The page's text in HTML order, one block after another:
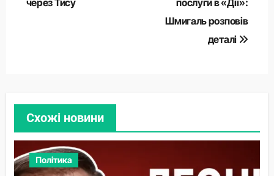
Шмигаль розповів
деталі
Схожі новини
Політика